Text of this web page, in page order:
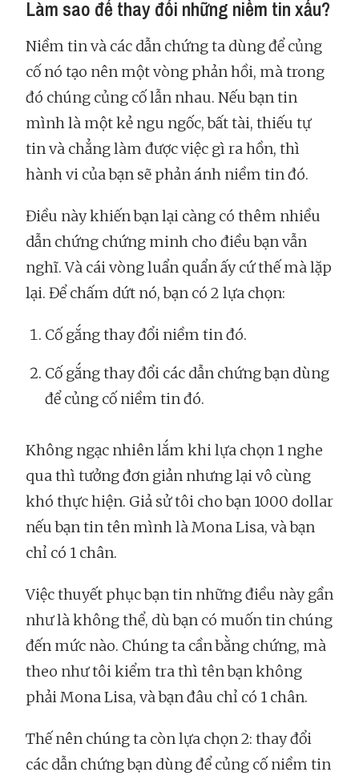
Làm sao để thay đổi những niềm tin xấu?
Niềm tin và các dẫn chứng ta dùng để củng
cố nó tạo nên một vòng phản hồi, mà trong
đó chúng củng cố lẫn nhau. Nếu bạn tin
mình là một kẻ ngu ngốc, bất tài, thiếu tự
tin và chẳng làm được việc gì ra hồn, thì
hành vi của bạn sẽ phản ánh niềm tin đó.
Điều này khiến bạn lại càng có thêm nhiều
dẫn chứng chứng minh cho điều bạn vẫn
nghĩ. Và cái vòng luẩn quẩn ấy cứ thế mà lặp
lại. Để chấm dứt nó, bạn có 2 lựa chọn:
Cố gắng thay đổi niềm tin đó.
Cố gắng thay đổi các dẫn chứng bạn dùng
để củng cố niềm tin đó.
Không ngạc nhiên lắm khi lựa chọn 1 nghe
qua thì tưởng đơn giản nhưng lại vô cùng
khó thực hiện. Giả sử tôi cho bạn 1000 dollar
nếu bạn tin tên mình là Mona Lisa, và bạn
chỉ có 1 chân.
Việc thuyết phục bạn tin những điều này gần
như là không thể, dù bạn có muốn tin chúng
đến mức nào. Chúng ta cần bằng chứng, mà
theo như tôi kiểm tra thì tên bạn không
phải Mona Lisa, và bạn đâu chỉ có 1 chân.
Thế nên chúng ta còn lựa chọn 2: thay đổi
các dẫn chứng bạn dùng để củng cố niềm tin